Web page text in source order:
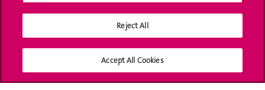
Calendrier académique
Médias sociaux UNIGE
Reject All
Accept All Cookies